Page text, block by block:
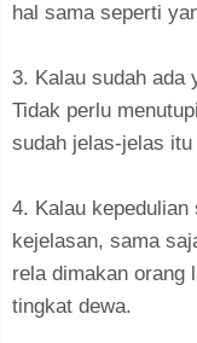
hal sama seperti
3. Kalau sudah ada
Tidak perlu
sudah jelas-jelas
4. Kalau
kejelasan, sama
rela dimakan orang
tingkat dewa.